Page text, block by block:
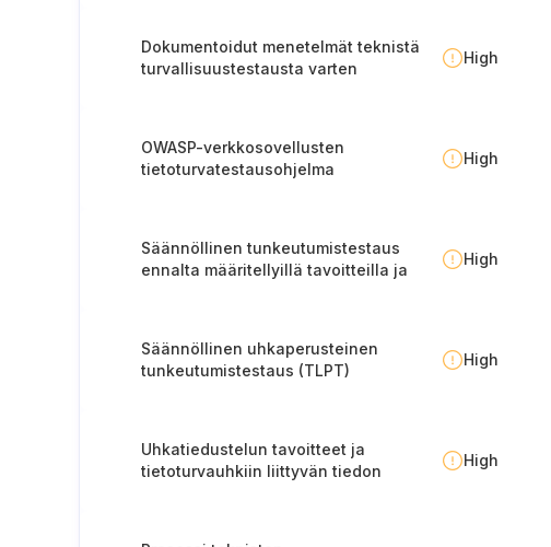
Dokumentoidut menetelmät teknistä
turvallisuustestausta varten
High
OWASP-verkkosovellusten
tietoturvatestausohjelma
High
Säännöllinen tunkeutumistestaus
ennalta määritellyillä tavoitteilla ja
High
Säännöllinen uhkaperusteinen
tunkeutumistestaus (TLPT)
High
Uhkatiedustelun tavoitteet ja
tietoturvauhkiin liittyvän tiedon
High